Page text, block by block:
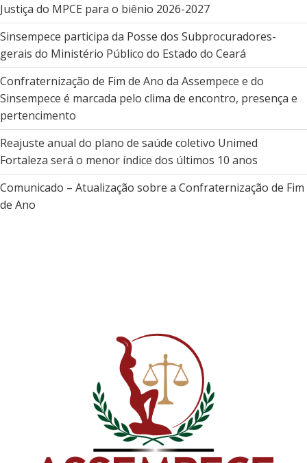
Justiça do MPCE para o biênio 2026-2027
Sinsempece participa da Posse dos Subprocuradores-
gerais do Ministério Público do Estado do Ceará
Confraternização de Fim de Ano da Assempece e do
Sinsempece é marcada pelo clima de encontro, presença e
pertencimento
Reajuste anual do plano de saúde coletivo Unimed
Fortaleza será o menor índice dos últimos 10 anos
Comunicado – Atualização sobre a Confraternização de Fim
de Ano